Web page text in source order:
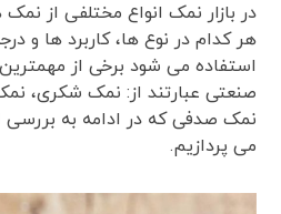
در بازار نمک انواع مختلفی از
هر کدام در نوع ها، کاربرد ها و
استفاده می شود برخی از
صنعتی عبارتند از: نمک شکری،
نمک صدفی که در ادامه به
می پردازیم.